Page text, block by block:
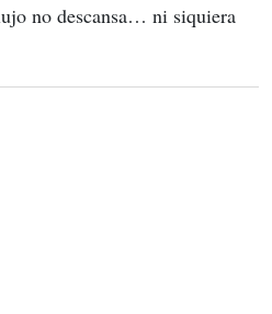
no descansa… ni siquiera